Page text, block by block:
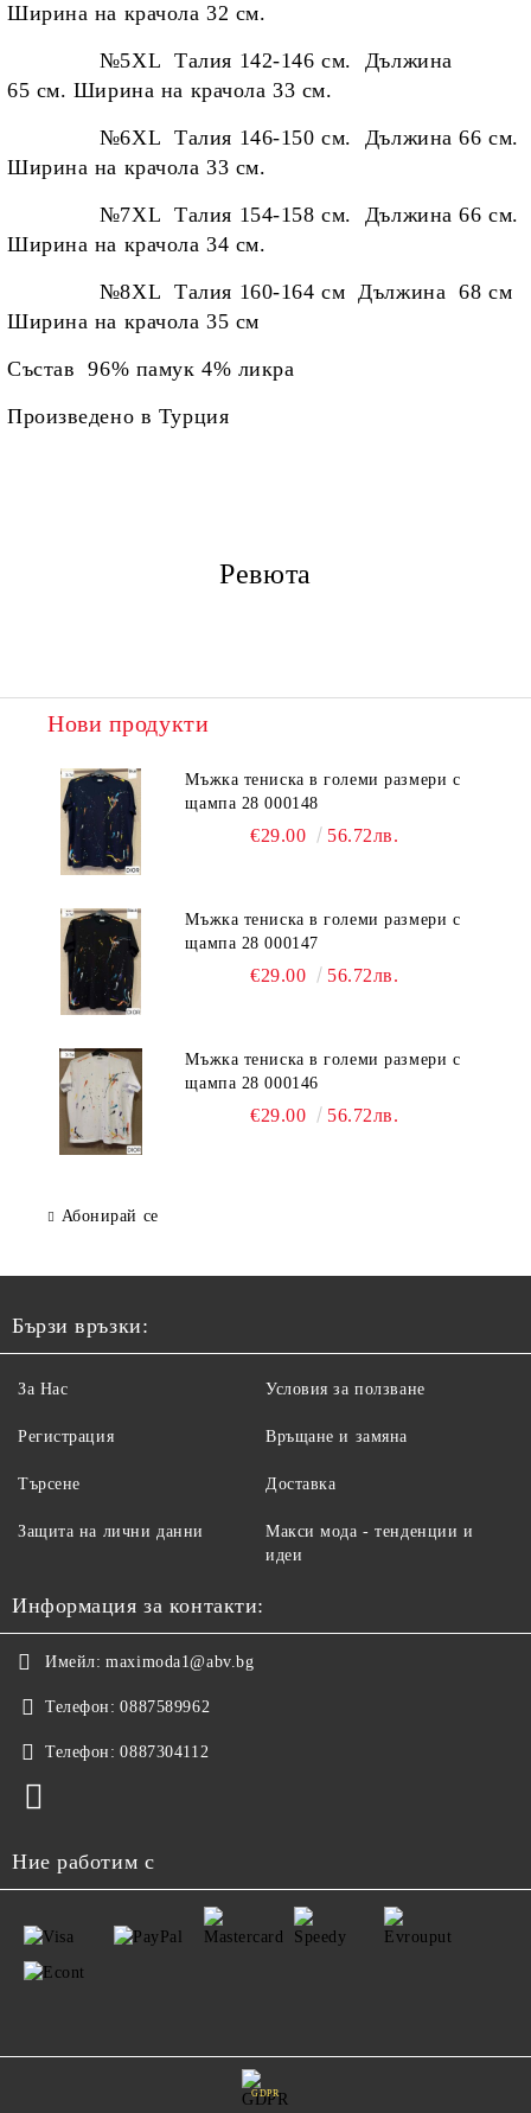
Ширина на крачола 32 см.
№5XL Талия 142-146 см. Дължина
65 см. Ширина на крачола 33 см.
№6XL Талия 146-150 см. Дължина 66 см.
Ширина на крачола 33 см.
№7XL Талия 154-158 см. Дължина 66 см.
Ширина на крачола 34 см.
№8XL Талия 160-164 см Дължина 68 см
Ширина на крачола 35 см
Състав 96% памук 4% ликра
Произведено в Турция
Ревюта
Нови продукти
Мъжка тениска в големи размери с
щампа 28 000148
€29.00 56.72лв.
Мъжка тениска в големи размери с
щампа 28 000147
€29.00 56.72лв.
Мъжка тениска в големи размери с
щампа 28 000146
€29.00 56.72лв.
Абонирай се
Бързи връзки:
За Нас
Регистрация
Търсене
Защита на лични данни
Условия за ползване
Връщане и замяна
Доставка
Макси мода - тенденции и
идеи
Информация за контакти:
Имейл: maximoda1@abv.bg
Телефон: 0887589962
Телефон: 0887304112
Ние работим с
GDPR